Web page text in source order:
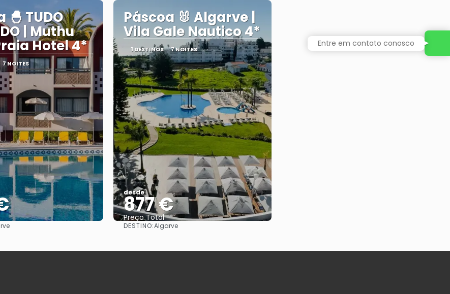
🐣 TUDO
| Muthu
Hotel 4*
7 NOITES
Páscoa 🐰 Algarve |
Vila Gale Nautico 4*
1 DESTINOS 7 NOITES
desde
877 €
Preço Total
DESTINO:Algarve
Entre em contato conosco